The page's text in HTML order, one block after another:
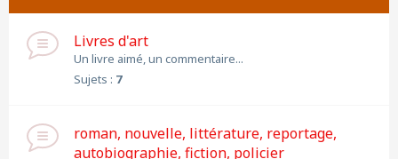
Livres d'art
Un livre aimé, un commentaire...
Sujets : 7
roman, nouvelle, littérature, reportage,
autobiographie, fiction, policier